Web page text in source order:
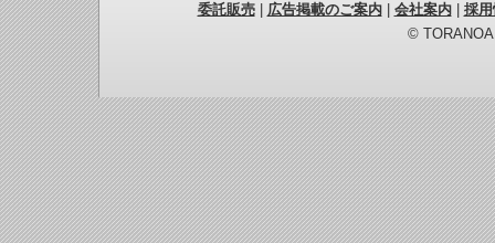
委託販売| 広告掲載のご案内| 会社案内| 採
©